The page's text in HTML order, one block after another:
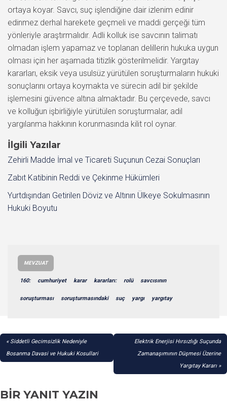
ortaya koyar. Savcı, suç işlendiğine dair izlenim edinir
edinmez derhal harekete geçmeli ve maddi gerçeği tüm
yönleriyle araştırmalıdır. Adli kolluk ise savcının talimatı
olmadan işlem yapamaz ve toplanan delillerin hukuka uygun
olması için her aşamada titizlik gösterilmelidir. Yargıtay
kararları, eksik veya usulsüz yürütülen soruşturmaların hukuki
sonuçlarını ortaya koymakta ve sürecin adil bir şekilde
işlemesini güvence altına almaktadır. Bu çerçevede, savcı
ve kolluğun işbirliğiyle yürütülen soruşturmalar, adil
yargılanma hakkının korunmasında kilit rol oynar.
İlgili Yazılar
Zehirli Madde İmal ve Ticareti Suçunun Cezai Sonuçları
Zabıt Katibinin Reddi ve Çekinme Hükümleri
Yurtdışından Getirilen Döviz ve Altının Ülkeye Sokulmasının
Hukuki Boyutu
MEVZUAT
160: cumhuriyet karar kararları: rolü savcısının
soruşturması soruşturmasındaki suç yargı yargıtay
YAZI
GEZINMESI
Siddetli Gecimsizlik Nedeniyle
Bosanma Davasi ve Hukuki Kosullari
Elektrik Enerjisi Hırsızlığı Suçunda
Zamanaşımının Düşmesi Üzerine
Yargıtay Kararı
BIR YANIT YAZIN